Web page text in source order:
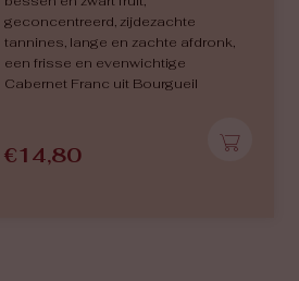
geconcentreerd, zijdezachte
tannines, lange en zachte afdronk,
een frisse en evenwichtige
Cabernet Franc uit Bourgueil
€14,80